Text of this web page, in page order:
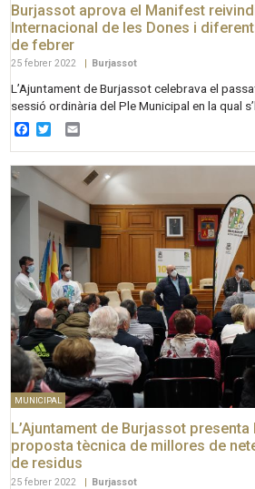
Burjassot aprova el Manifest
Internacional de les Dones i
de febrer
25 febrer 2022 | Burjassot
L’Ajuntament de Burjassot celebrava el
sessió ordinària del Ple Municipal en la qual
Facebook
Twitter
MUNICIPAL
L’Ajuntament de Burjassot presenta
proposta tècnica de millores de
de residus
25 febrer 2022 | Burjassot